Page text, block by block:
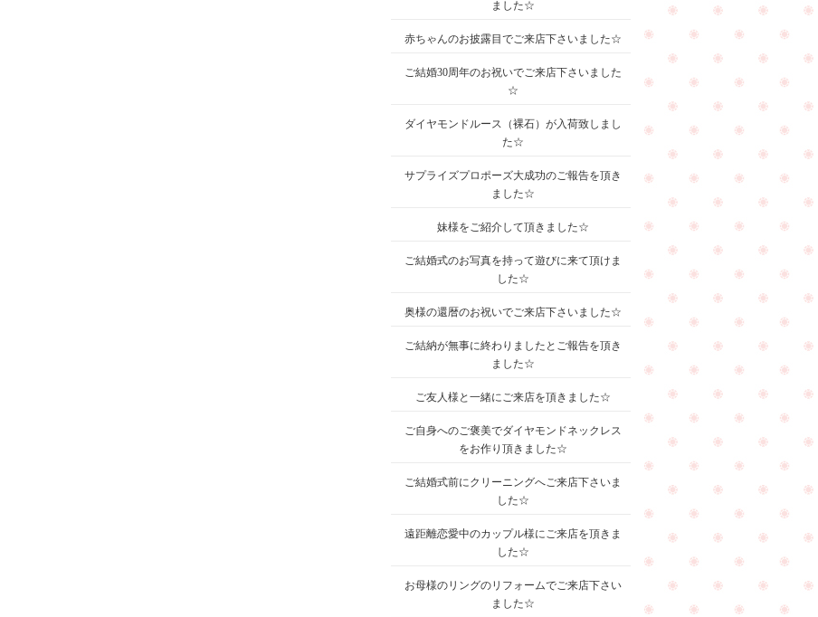
ました☆
赤ちゃんのお披露目でご来店下さいました☆
ご結婚30周年のお祝いでご来店下さいました
☆
ダイヤモンドルース（裸石）が入荷致しまし
た☆
サプライズプロポーズ大成功のご報告を頂き
ました☆
妹様をご紹介して頂きました☆
ご結婚式のお写真を持って遊びに来て頂けま
した☆
奥様の還暦のお祝いでご来店下さいました☆
ご結納が無事に終わりましたとご報告を頂き
ました☆
ご友人様と一緒にご来店を頂きました☆
ご自身へのご褒美でダイヤモンドネックレス
をお作り頂きました☆
ご結婚式前にクリーニングへご来店下さいま
した☆
遠距離恋愛中のカップル様にご来店を頂きま
した☆
お母様のリングのリフォームでご来店下さい
ました☆